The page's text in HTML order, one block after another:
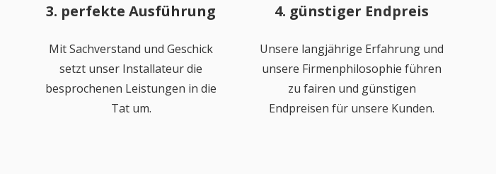
3. perfekte Ausführung
Mit Sachverstand und Geschick
setzt unser Installateur die
besprochenen Leistungen in die
Tat um.
4. günstiger Endpreis
Unsere langjährige Erfahrung und
unsere Firmenphilosophie führen
zu fairen und günstigen
Endpreisen für unsere Kunden.